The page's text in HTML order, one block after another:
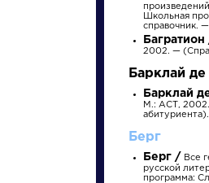
словарь
Найти
Школьная
справочник.
Багратион
2002. —
Барклай
Барклай
М.: АСТ,
абитуриента).
Берг
Берг / Все
русской
программа: